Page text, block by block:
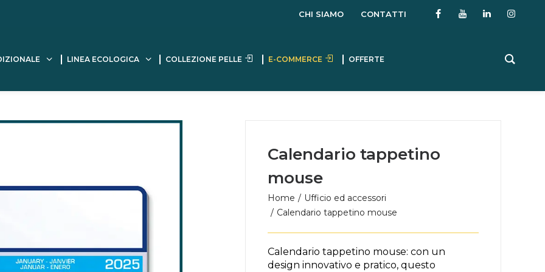
CHI SIAMO CONTATTI
LINEA ECOLOGICA COLLEZIONE PELLE E-COMMERCE OFFERTE
Calendario tappetino
mouse
Home
Ufficio ed accessori
Calendario tappetino mouse
Calendario tappetino mouse: con un
design innovativo e pratico, questo